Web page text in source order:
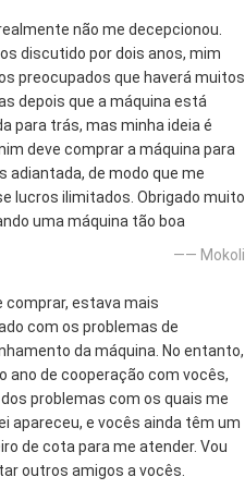
não me decepcionou.
discutido por dois anos, mim
preocupados que haverá muitos
depois que a máquina está
para trás, mas minha ideia é
deve comprar a máquina para
adiantada, de modo que me
lucros ilimitados. Obrigado muito
uma máquina tão boa
—— Mokoli
comprar, estava mais
com os problemas de
da máquina. No entanto,
ano de cooperação com vocês,
problemas com os quais me
apareceu, e vocês ainda têm um
de cota para me atender. Vou
outros amigos a vocês.